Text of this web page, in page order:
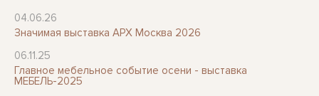
04.06.26
Значимая выставка АРХ Москва 2026
06.11.25
Главное мебельное событие осени - выставка
МЕБЕЛЬ-2025